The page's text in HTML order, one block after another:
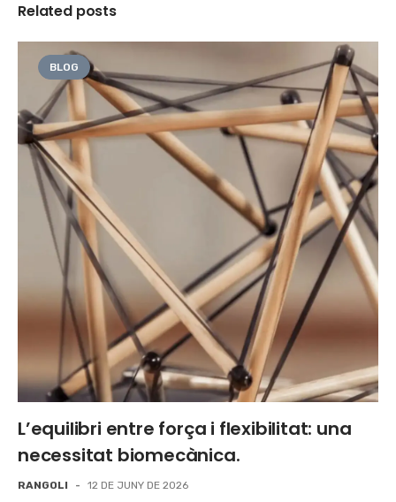
Related posts
BLOG
L’equilibri entre força i flexibilitat: una
necessitat biomecànica.
RANGOLI - 12 DE JUNY DE 2026